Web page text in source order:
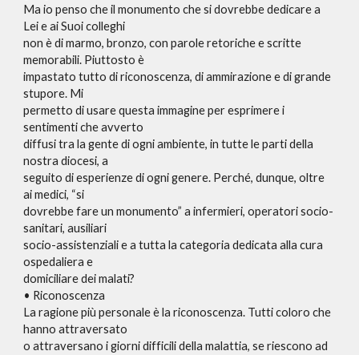
Ma io penso che il monumento che si dovrebbe dedicare a
Lei e ai Suoi colleghi
non è di marmo, bronzo, con parole retoriche e scritte
memorabili. Piuttosto è
impastato tutto di riconoscenza, di ammirazione e di grande
stupore. Mi
permetto di usare questa immagine per esprimere i
sentimenti che avverto
diffusi tra la gente di ogni ambiente, in tutte le parti della
nostra diocesi, a
seguito di esperienze di ogni genere. Perché, dunque, oltre
ai medici, “si
dovrebbe fare un monumento” a infermieri, operatori socio-
sanitari, ausiliari
socio-assistenziali e a tutta la categoria dedicata alla cura
ospedaliera e
domiciliare dei malati?
• Riconoscenza
La ragione più personale è la riconoscenza. Tutti coloro che
hanno attraversato
o attraversano i giorni difficili della malattia, se riescono ad